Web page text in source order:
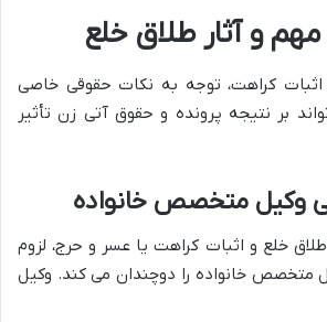
و آثار طلاق خلع
کراهت، توجه به نکات حقوقی خاصی
بر نتیجه پرونده و حقوق آتی زن تأثیر
خلع و اثبات کراهت یا عسر و حرج، لزوم
متخصص خانواده را دوچندان می کند. وکیل